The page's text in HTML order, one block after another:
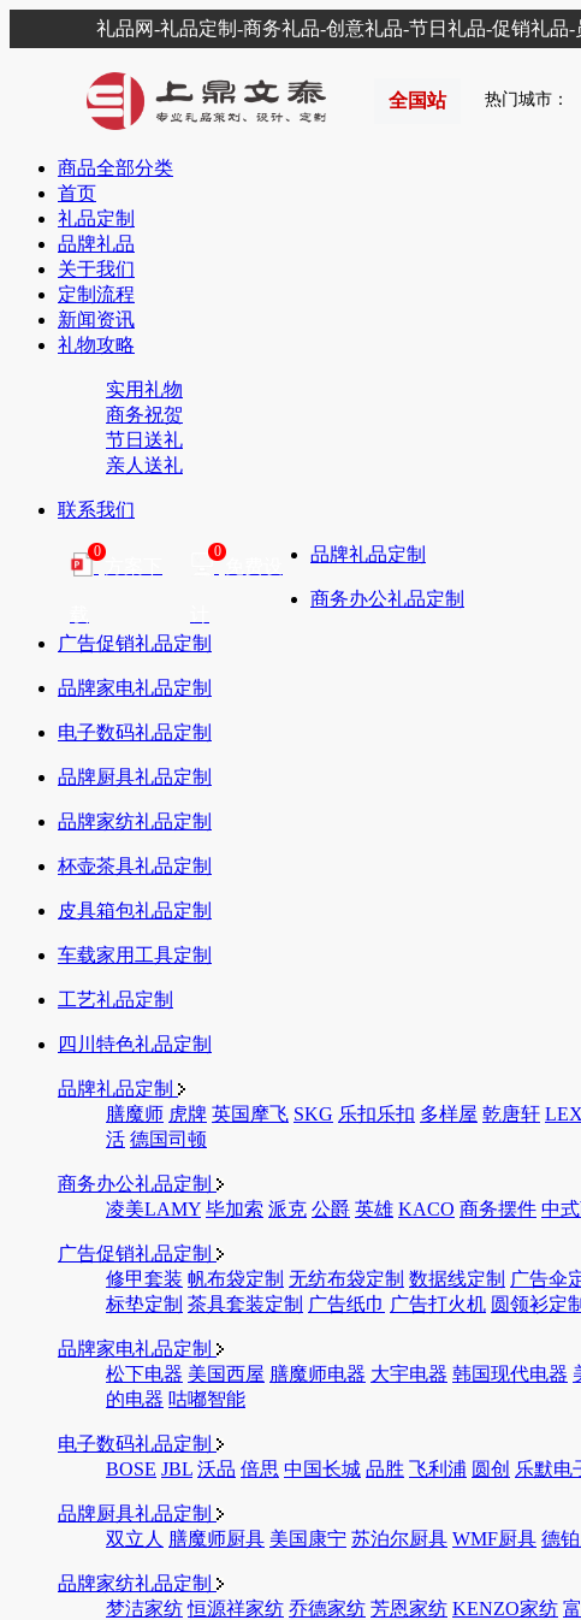
礼品网-礼品定制-商务礼品-创意礼品-节日礼品-促销礼品
全国站 热门城市：
商品全部分类
首页
礼品定制
品牌礼品
关于我们
定制流程
新闻资讯
礼物攻略
实用礼物
商务祝贺
节日送礼
亲人送礼
联系我们
0 0 品牌礼品定制
商务办公礼品定制
广告促销礼品定制
品牌家电礼品定制
电子数码礼品定制
品牌厨具礼品定制
品牌家纺礼品定制
杯壶茶具礼品定制
皮具箱包礼品定制
车载家用工具定制
工艺礼品定制
四川特色礼品定制
品牌礼品定制
膳魔师 虎牌 英国摩飞 SKG 乐扣乐扣 多样屋 乾唐轩
活 德国司顿
商务办公礼品定制
凌美LAMY 毕加索 派克 公爵 英雄 KACO 商务摆件 中
广告促销礼品定制
修甲套装 帆布袋定制 无纺布袋定制 数据线定制 广告伞
标垫定制 茶具套装定制 广告纸巾 广告打火机 圆领衫定制
品牌家电礼品定制
松下电器 美国西屋 膳魔师电器 大宇电器 韩国现代电器
的电器 咕嘟智能
电子数码礼品定制
BOSE JBL 沃品 倍思 中国长城 品胜 飞利浦 圆创 乐默电
品牌厨具礼品定制
双立人 膳魔师厨具 美国康宁 苏泊尔厨具 WMF厨具 德
品牌家纺礼品定制
梦洁家纺 恒源祥家纺 乔德家纺 芳恩家纺 KENZO家纺